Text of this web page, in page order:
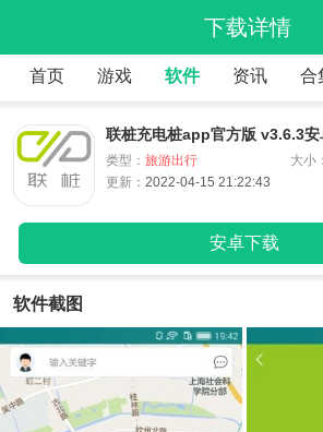
下载详情
首页 游戏 软件 资讯 合
联桩充电桩app官方版 v3.6.3安
类型： 旅游出行 大小
更新： 2022-04-15 21:22:43
安卓下载
软件截图